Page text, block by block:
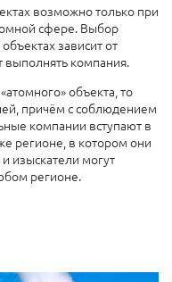
возможно только при
сфере. Выбор
зависит от
выполнять компания.
объекта, то
причём с соблюдением
компании вступают в
регионе, в котором они
изыскатели могут
регионе.